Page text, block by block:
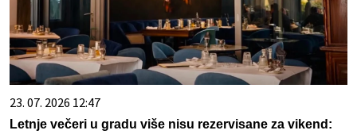
23. 07. 2026 12:47
Letnje večeri u gradu više nisu rezervisane za vikend: